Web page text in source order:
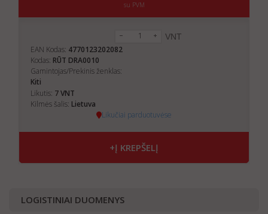
su PVM
VNT
EAN Kodas: 4770123202082
Kodas: RŪT DRA0010
Gamintojas/Prekinis ženklas:
Kiti
Likutis: 7VNT
Kilmės šalis: Lietuva
Likučiai parduotuvėse
+Į KREPŠELĮ
LOGISTINIAI DUOMENYS